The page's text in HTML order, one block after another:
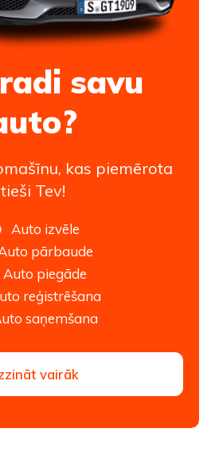
savu
kas piemērota
tieši Tev!
Auto izvēle
pārbaude
Auto piegāde
reģistrēšana
saņemšana
vairāk